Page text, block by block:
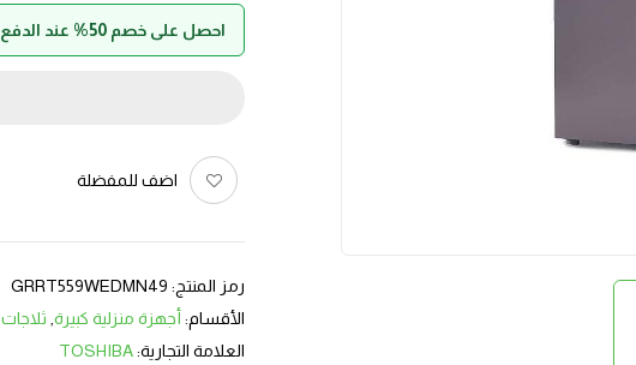
احصل على خصم 50% عند الدفع بواسطة حالا
اضف للمفضلة
رمز المنتج: GRRT559WEDMN49
الأقسام:أجهزة منزلية كبيرة ثلاجات
العلامة التجارية:TOSHIBA